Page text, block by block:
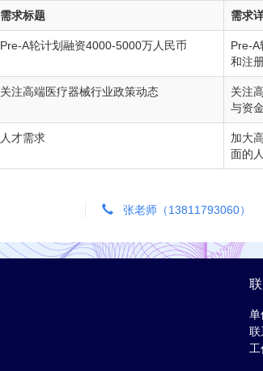
需求标题 需求
Pre-A轮计划融资4000-5000万人民币
Pre-A
和注册
关注高端医疗器械行业政策动态
关注
与资
人才需求
加大
面的
张老师（13811793060）
单
联